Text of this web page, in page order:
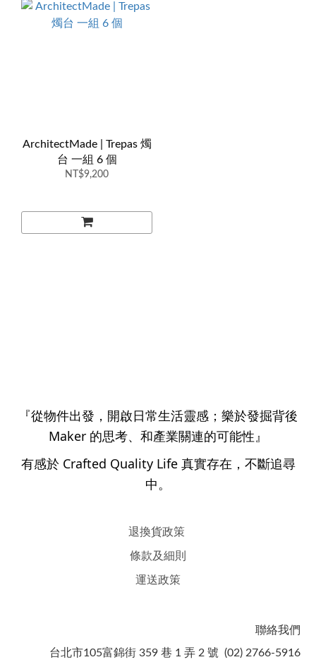
ArchitectMade | Trepas 燭
台 一組 6 個
NT$9,200
『從物件出發，開啟日常生活靈感；樂於發掘背後
Maker 的思考、和產業關連的可能性』
有感於 Crafted Quality Life 真實存在，不斷追尋
中。
退換貨政策
條款及細則
運送政策
聯絡我們
台北市105富錦街 359 巷 1 弄 2 號 (02) 2766-5916